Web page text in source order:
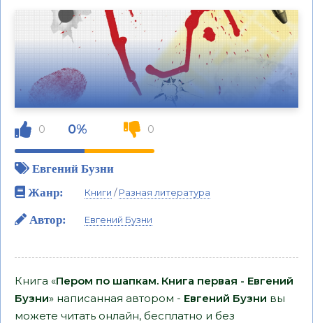
0 0% 0
Евгений Бузни
Жанр:
Книги /Разная литература
Автор: Евгений Бузни
Книга «Пером по шапкам. Книга первая - Евгений
Бузни» написанная автором - Евгений Бузни вы
можете читать онлайн, бесплатно и без